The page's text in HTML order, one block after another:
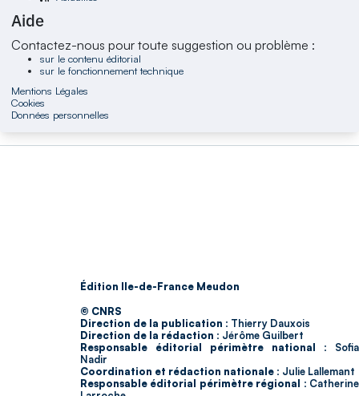
Aide
Contactez-nous pour toute suggestion ou problème :
sur le contenu éditorial
sur le fonctionnement technique
Mentions Légales
Cookies
Données personnelles
Édition Ile-de-France Meudon
© CNRS
Direction de la publication : Thierry Dauxois
Direction de la rédaction : Jérôme Guilbert
Responsable éditorial périmètre national : Sofia
Nadir
Coordination et rédaction nationale : Julie Lallemant
Responsable éditorial périmètre régional : Catherine